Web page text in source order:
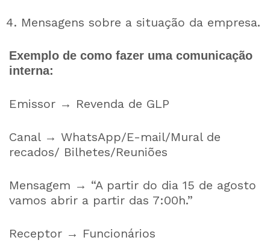
Mensagens sobre a situação da empresa.
Exemplo de como fazer uma comunicação
interna:
Emissor → Revenda de GLP
Canal → WhatsApp/E-mail/Mural de
recados/ Bilhetes/Reuniões
Mensagem → “A partir do dia 15 de agosto
vamos abrir a partir das 7:00h.”
Receptor → Funcionários